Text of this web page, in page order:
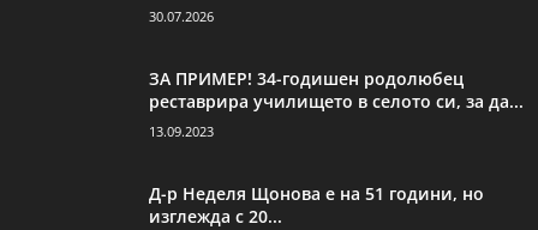
30.07.2026
ЗА ПРИМЕР! 34-годишен родолюбец
реставрира училището в селото си, за да...
13.09.2023
Д-р Неделя Щонова е на 51 години, но
изглежда с 20...